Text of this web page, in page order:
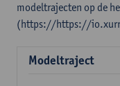
modeltrajecten op de
(https://https://
Modeltraject